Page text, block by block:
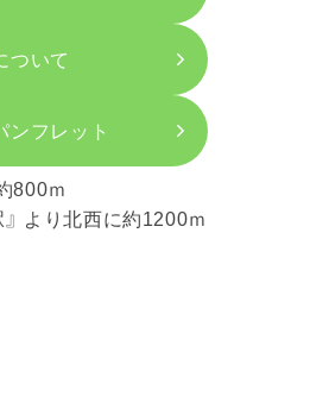
ついて
ンフレット
800ｍ
より北西に約1200ｍ